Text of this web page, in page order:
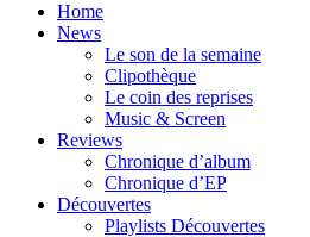
Home
News
Le son de la semaine
Clipothèque
Le coin des reprises
Music & Screen
Reviews
Chronique d’album
Chronique d’EP
Découvertes
Playlists Découvertes